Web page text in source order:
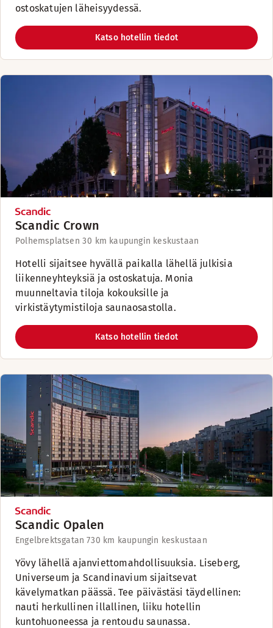
ostoskatujen läheisyydessä.
Katso hotellin tiedot
Scandic Crown
Polhemsplatsen 30 km kaupungin keskustaan
Hotelli sijaitsee hyvällä paikalla lähellä julkisia
liikenneyhteyksiä ja ostoskatuja. Monia
muunneltavia tiloja kokouksille ja
virkistäytymistiloja saunaosastolla.
Katso hotellin tiedot
Scandic Opalen
Engelbrektsgatan 730 km kaupungin keskustaan
Yövy lähellä ajanviettomahdollisuuksia. Liseberg,
Universeum ja Scandinavium sijaitsevat
kävelymatkan päässä. Tee päivästäsi täydellinen:
nauti herkullinen illallinen, liiku hotellin
kuntohuoneessa ja rentoudu saunassa.